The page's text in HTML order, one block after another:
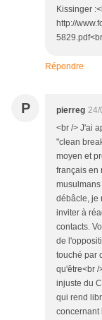
Kissinger
http://
Répondre
P pierreg 24/
<br /> J'ai
"clean
moyen et
français en
débâcle, je
inviter à
contacts.
de
touché par
qu'être<br /
injuste du
qui rend
concernant